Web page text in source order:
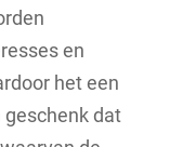
en
het een
dat